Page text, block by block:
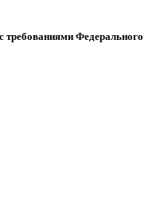
требованиями Федерального